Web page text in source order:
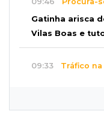
Gatinha arisca
Vilas Boas e
09:33 Tráfico na